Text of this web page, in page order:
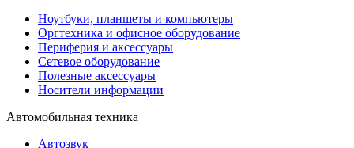
Ноутбуки, планшеты и компьютеры
Оргтехника и офисное оборудование
Периферия и аксессуары
Cетевое оборудование
Полезные аксессуары
Носители информации
Автомобильная техника
Автозвук